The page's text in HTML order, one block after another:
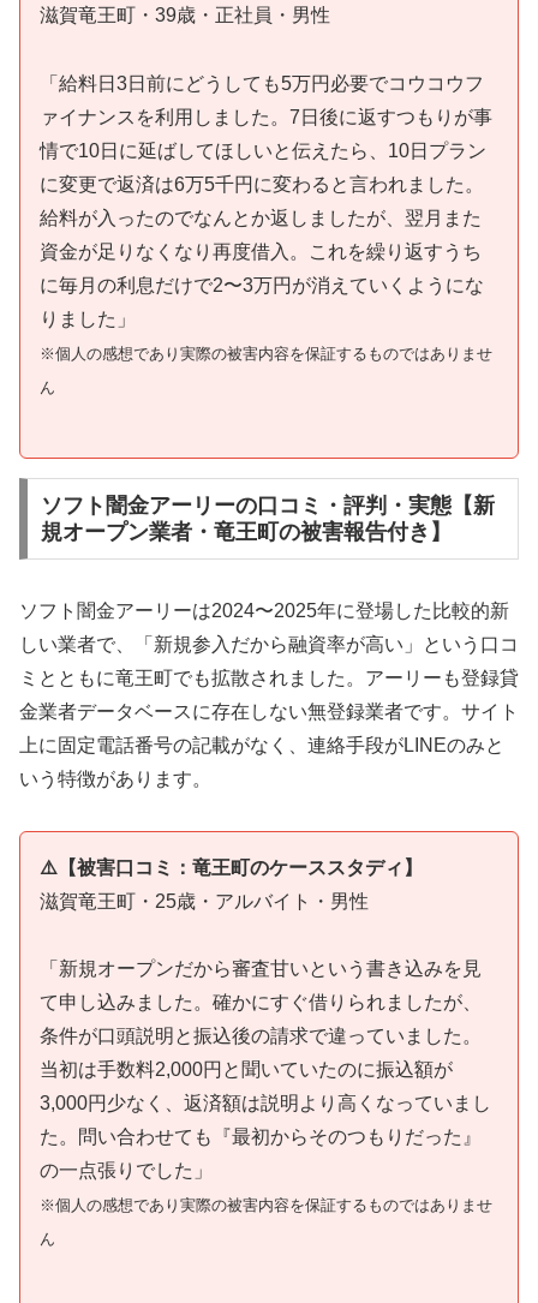
滋賀竜王町・39歳・正社員・男性
「給料日3日前にどうしても5万円必要でコウコウフ
ァイナンスを利用しました。7日後に返すつもりが事
情で10日に延ばしてほしいと伝えたら、10日プラン
に変更で返済は6万5千円に変わると言われました。
給料が入ったのでなんとか返しましたが、翌月また
資金が足りなくなり再度借入。これを繰り返すうち
に毎月の利息だけで2〜3万円が消えていくようにな
りました」
※個人の感想であり実際の被害内容を保証するものではありませ
ん
ソフト闇金アーリーの口コミ・評判・実態【新
規オープン業者・竜王町の被害報告付き】
ソフト闇金アーリーは2024〜2025年に登場した比較的新
しい業者で、「新規参入だから融資率が高い」という口コ
ミとともに竜王町でも拡散されました。アーリーも登録貸
金業者データベースに存在しない無登録業者です。サイト
上に固定電話番号の記載がなく、連絡手段がLINEのみと
いう特徴があります。
⚠️【被害口コミ：竜王町のケーススタディ】
滋賀竜王町・25歳・アルバイト・男性
「新規オープンだから審査甘いという書き込みを見
て申し込みました。確かにすぐ借りられましたが、
条件が口頭説明と振込後の請求で違っていました。
当初は手数料2,000円と聞いていたのに振込額が
3,000円少なく、返済額は説明より高くなっていまし
た。問い合わせても『最初からそのつもりだった』
の一点張りでした」
※個人の感想であり実際の被害内容を保証するものではありませ
ん